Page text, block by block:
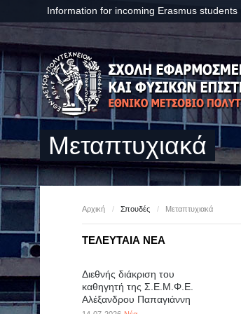
Information for incoming Erasmus students
Μεταπτυχιακά
Αρχική / Σπουδές / Μεταπτυχιακά
ΤΕΛΕΥΤΑΙΑ ΝΕΑ
Διεθνής διάκριση του
καθηγητή της Σ.Ε.Μ.Φ.Ε.
Αλέξανδρου Παπαγιάννη